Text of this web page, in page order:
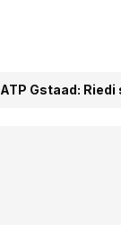
ATP Gstaad: